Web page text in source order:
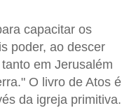
capacitar os
poder, ao descer
em Jerusalém
O livro de Atos é
da igreja primitiva.